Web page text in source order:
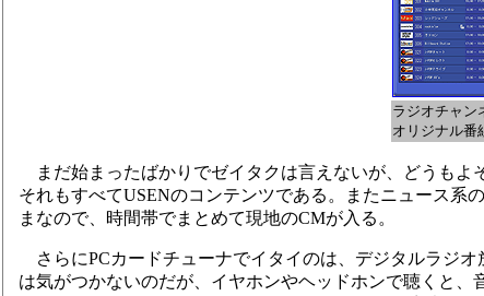
ラジオチャン
オリジナル番
まだ始まったばかりでゼイタクは言えないが、どうもよ
それもすべてUSENのコンテンツである。またニュース系
まなので、時間帯でまとめて現地のCMが入る。
さらにPCカードチューナでイタイのは、デジタルラジ
は気がつかないのだが、イヤホンやヘッドホンで聴くと